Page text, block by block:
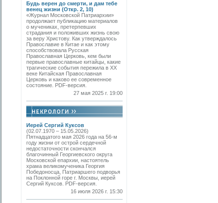
Будь верен до смерти, и дам тебе
венец жизни (Откр. 2, 10)
«Журнал Московской Патриархии»
продолжает публикацию материалов
о мучениках, претерпевших
страдания и положивших жизнь свою
за веру Христову. Как утверждалось
Православие в Китае и как этому
способствовала Русская
Православная Церковь, кем были
первые православные китайцы, какие
трагические события пережила в XX
веке Китайская Православная
Церковь и каково ее современное
состояние. PDF-версия.
27 мая 2025 г. 19:00
Иерей Сергий Куксов
(02.07.1970 – 15.05.2026)
Пятнадцатого мая 2026 года на 56-м
году жизни от острой сердечной
недостаточности скончался
благочинный Георгиевского округа
Московской епархии, настоятель
храма великомученика Георгия
Победоносца, Патриаршего подворья
на Поклонной горе г. Москвы, иерей
Сергий Куксов. PDF-версия.
16 июля 2026 г. 15:30